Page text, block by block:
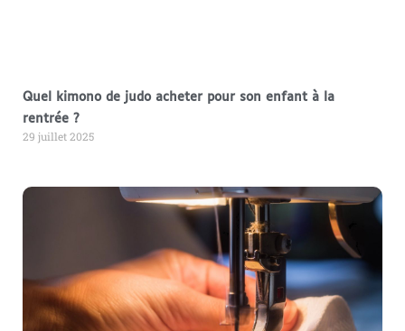
Quel kimono de judo acheter pour son enfant à la
rentrée ?
29 juillet 2025